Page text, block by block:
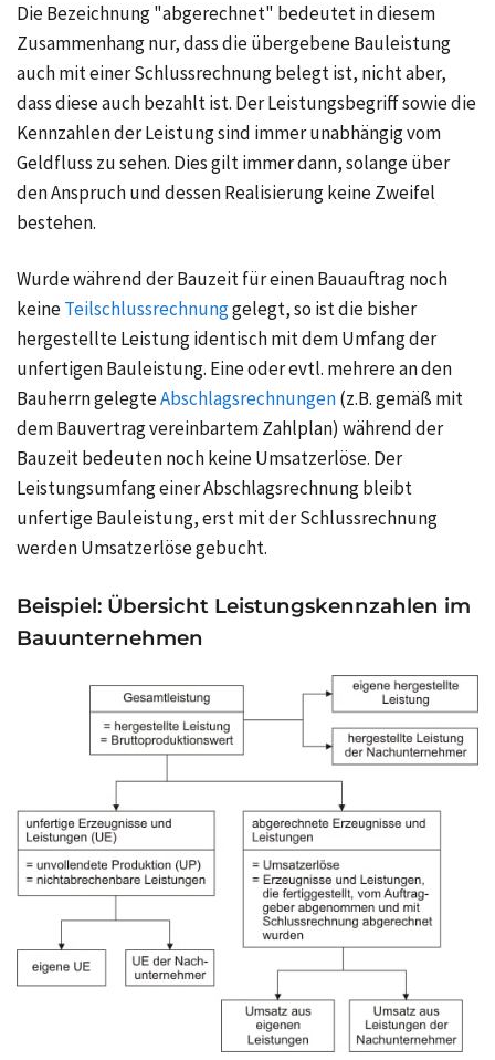
Die Bezeichnung "abgerechnet" bedeutet in diesem
Zusammenhang nur, dass die übergebene Bauleistung
auch mit einer Schlussrechnung belegt ist, nicht aber,
dass diese auch bezahlt ist. Der Leistungsbegriff sowie die
Kennzahlen der Leistung sind immer unabhängig vom
Geldfluss zu sehen. Dies gilt immer dann, solange über
den Anspruch und dessen Realisierung keine Zweifel
bestehen.
Wurde während der Bauzeit für einen Bauauftrag noch
keineTeilschlussrechnunggelegt, so ist die bisher
hergestellte Leistung identisch mit dem Umfang der
unfertigen Bauleistung. Eine oder evtl. mehrere an den
Bauherrn gelegteAbschlagsrechnungen(z.B. gemäß mit
dem Bauvertrag vereinbartem Zahlplan) während der
Bauzeit bedeuten noch keine Umsatzerlöse. Der
Leistungsumfang einer Abschlagsrechnung bleibt
unfertige Bauleistung, erst mit der Schlussrechnung
werden Umsatzerlöse gebucht.
Beispiel: Übersicht Leistungskennzahlen im
Bauunternehmen